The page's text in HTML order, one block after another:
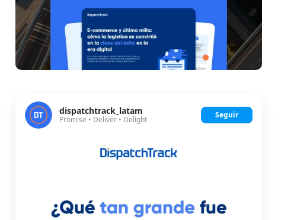
dispatchtrack_latam
Promise • Deliver • Delight Seguir